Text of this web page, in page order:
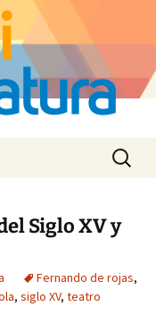
Buscar:
Siglo XV y
Fernando de rojas,
, siglo XV, teatro